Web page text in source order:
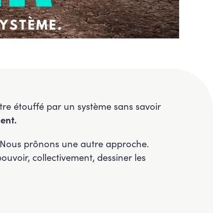
étouffé par un système sans savoir
prônons une autre approche.
collectivement, dessiner les